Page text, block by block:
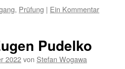
, Prüfung | Ein Kommentar
Pudelko
2022von Stefan Wogawa